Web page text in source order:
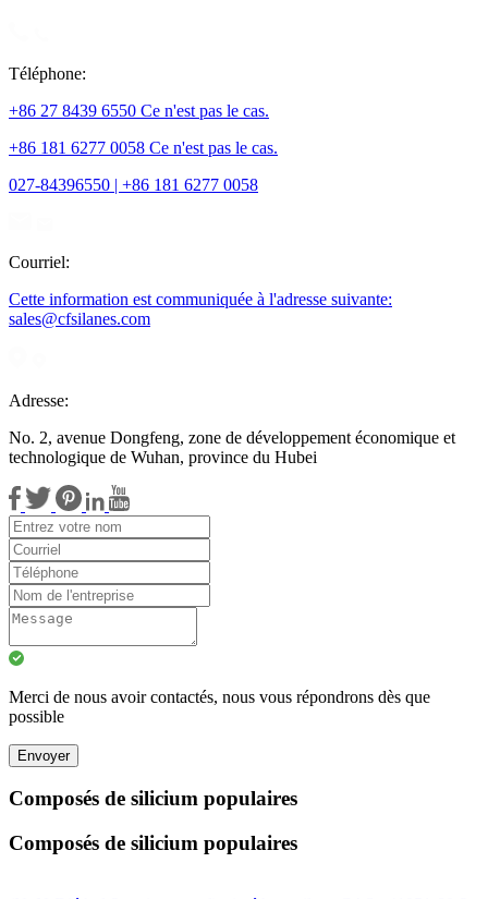
Téléphone:
+86 27 8439 6550 Ce n'est pas le cas.
+86 181 6277 0058 Ce n'est pas le cas.
027-84396550 | +86 181 6277 0058
Courriel:
Cette information est communiquée à l'adresse suivante:
sales@cfsilanes.com
Adresse:
No. 2, avenue Dongfeng, zone de développement économique et
technologique de Wuhan, province du Hubei
Merci de nous avoir contactés, nous vous répondrons dès que
possible
Envoyer
Composés de silicium populaires
Composés de silicium populaires